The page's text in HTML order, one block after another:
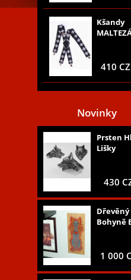
Kšandy
410
Novinky
Prsten
Lišky
430
Dřevěný
Bohyně
1 000